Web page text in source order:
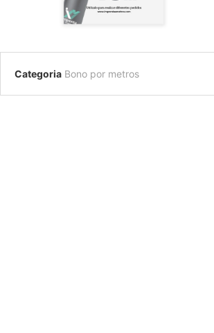
Categoria Bono por metros